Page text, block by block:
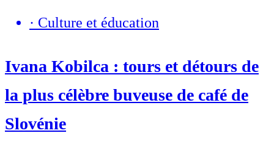
· Culture et éducation
Ivana Kobilca : tours et détours de
la plus célèbre buveuse de café de
Slovénie